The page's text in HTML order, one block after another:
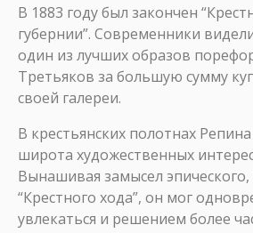
В 1883 году был закончен
губернии”. Современники
один из лучших образов
Третьяков за большую сумму
своей галереи.
В крестьянских полотнах
широта художественных
Вынашивая замысел
“Крестного хода”, он мог
увлекаться и решением более